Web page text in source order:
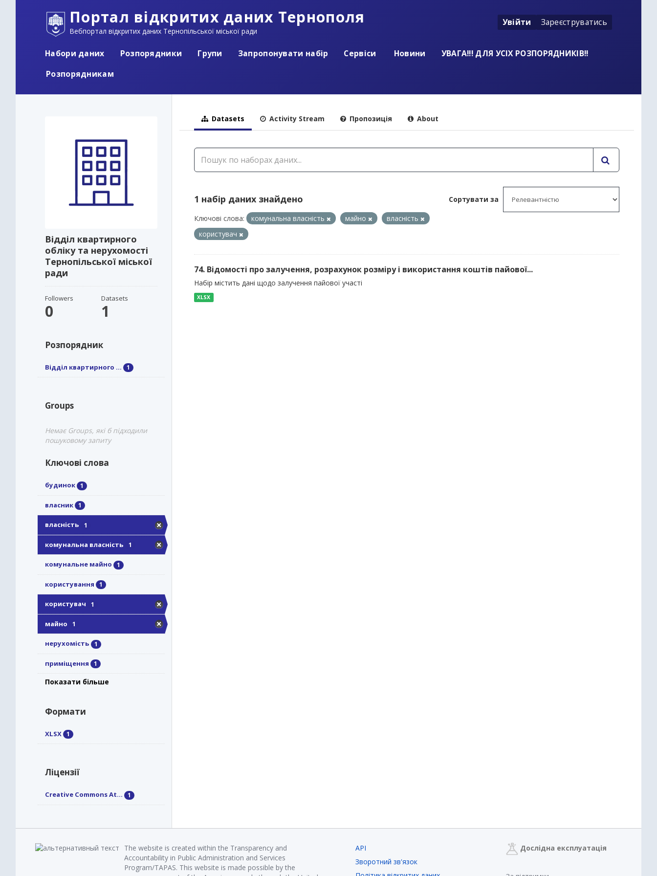
Портал відкритих даних Тернополя
Вебпортал відкритих даних Тернопільської міської ради
Увійти Зареєструватись
Набори даних Розпорядники Групи Запропонувати набір Сервіси Новини
УВАГА!!! ДЛЯ УСІХ РОЗПОРЯДНИКІВ!!
Розпорядникам
Відділ квартирного
обліку та нерухомості
Тернопільської міської
ради
Followers
0
Datasets
1
Розпорядник
Відділ квартирного ... 1
Groups
Немає Groups, які б підходили
пошуковому запиту
Ключові слова
будинок 1
власник 1
власність 1
комунальна власність 1
комунальне майно 1
користування 1
користувач 1
майно 1
нерухомість 1
приміщення 1
Показати більше
Формати
XLSX 1
Ліцензії
Creative Commons At... 1
Datasets Activity Stream Пропозиція About
Сортувати за
1 набір даних знайдено
Ключові слова: комунальна власність майно
власність
користувач
74. Відомості про залучення, розрахунок розміру і використання коштів пайової...
Набір містить дані щодо залучення пайової участі
XLSX
The website is created within the Transparency and
Accountability in Public Administration and Services
Program/TAPAS. This website is made possible by the
API
Зворотний зв'язок
Дослідна експлуатація